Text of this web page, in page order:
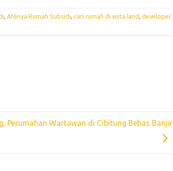
, Ahlinya Rumah Subsidi, cari rumah di vista land, developer
Perumahan Wartawan di Cibitung Bebas Banjir